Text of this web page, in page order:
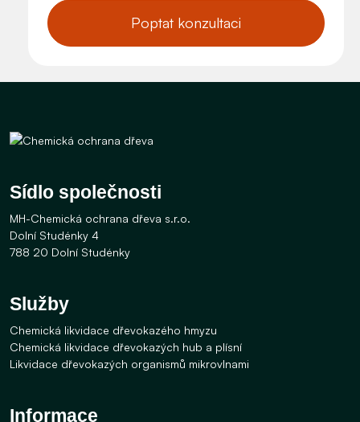
Poptat konzultaci
Sídlo společnosti
MH-Chemická ochrana dřeva s.r.o.
Dolní Studénky 4
788 20 Dolní Studénky
Služby
Chemická likvidace dřevokazého hmyzu
Chemická likvidace dřevokazých hub a plísní
Likvidace dřevokazých organismů mikrovlnami
Informace